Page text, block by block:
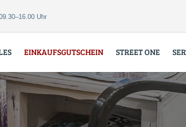
Uhr
EINKAUFSGUTSCHEIN STREET ONE